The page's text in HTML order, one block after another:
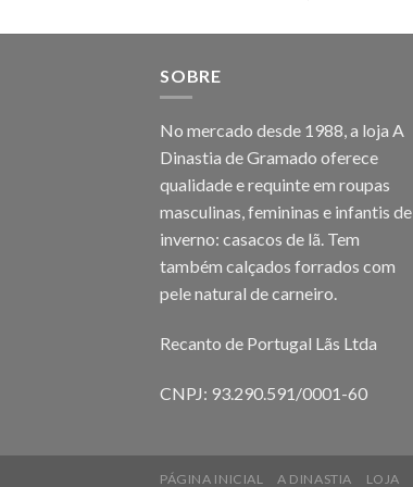
SOBRE
No mercado desde 1988, a loja A
Dinastia de Gramado oferece
qualidade e requinte em roupas
masculinas, femininas e infantis de
inverno: casacos de lã. Tem
também calçados forrados com
pele natural de carneiro.
Recanto de Portugal Lãs Ltda
CNPJ: 93.290.591/0001-60
PÁGINA INICIAL A DINASTIA LOJA